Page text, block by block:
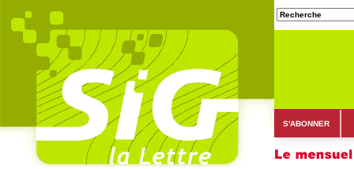
S'ABONNER